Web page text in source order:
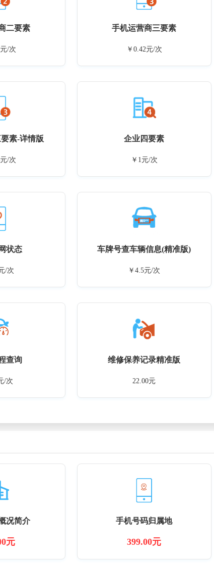
二要素
/次
手机运营商三要素
￥0.42元/次
素-详情版
/次
企业四要素
￥1元/次
状态
/次
车牌号查车辆信息(精准版)
￥4.5元/次
查询
/次
维修保养记录精准版
22.00元
况简介
元
手机号码归属地
399.00元